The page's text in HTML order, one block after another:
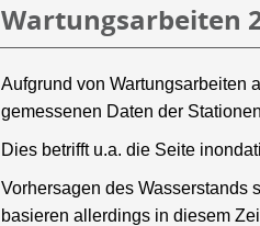
Wartungsarbeiten
Aufgrund von Wartungsarbeiten
gemessenen Daten der
Dies betrifft u.a. die Seite
Vorhersagen des Wasserstands
basieren allerdings in diesem